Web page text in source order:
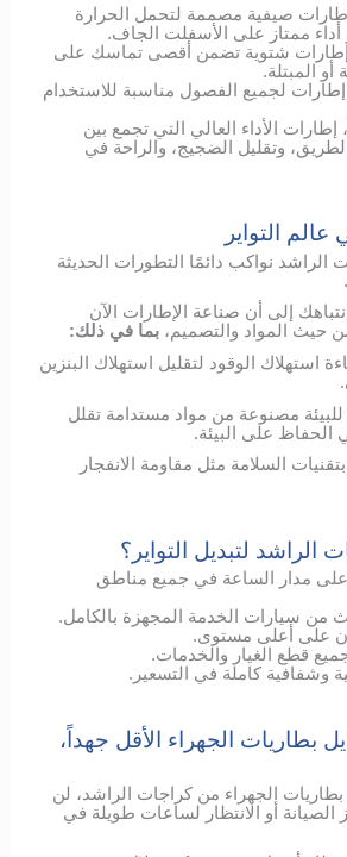
صيفية مصممة لتحمل الحرارة
أداء ممتاز على الأسفلت الجاف.
شتوية تضمن أقصى تماسك على
أو المبتلة.
لجميع الفصول مناسبة للاستخدام
، إطارات الأداء العالي التي تجمع بين
وتقليل الضجيج، والراحة في
التواير
الراشد نواكب دائمًا التطورات الحديثة
إلى أن صناعة الإطارات الآن
حيث المواد والتصميم،بما في ذلك:
استهلاك الوقود لتقليل استهلاك البنزين
مصنوعة من مواد مستدامة تقلل
الحفاظ على البيئة.
السلامة مثل مقاومة الانفجار
الراشد لتبديل التواير؟
مدار الساعة في جميع مناطق
من سيارات الخدمة المجهزة بالكامل.
على أعلى مستوى.
قطع الغيار والخدمات.
وشفافية كاملة في التسعير.
بطاريات الجهراء الأقل جهداً،
الجهراء من كراجات الراشد، لن
الصيانة أو الانتظار لساعات طويلة في